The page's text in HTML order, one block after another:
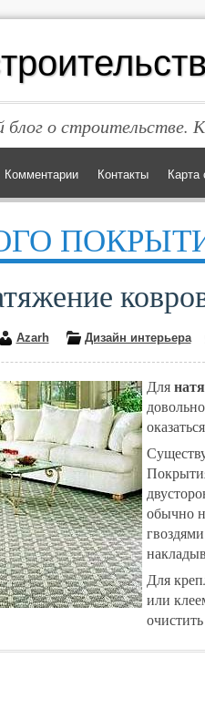
о строительстве.
Комментарии Контакты Карта
Azarh Дизайн интерьера
Для
обычно
Для
или